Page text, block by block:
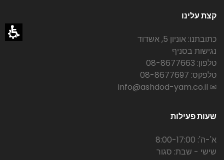
קצת עלינו
כתובתנו: אוניון 5, אשדוד
נגישות בסניף
טלפון: 08-8677663
טלפקס: 08-8677697
✉ info@ashdod-yam.co.il
שעות פעילות
א'-ה': 8:00-17:00
שישי - שבת: סגור